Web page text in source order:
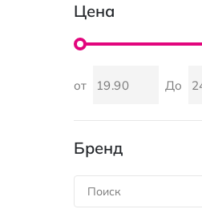
Цена
от До
Бренд